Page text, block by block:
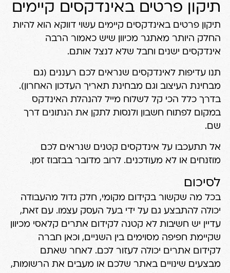
תיקון פרטים באינדקסים קיימים
תיקון פרטים באינדקסים קיימים עשוי דווקא הוא להיות
החלק היותר מאתגר מכיוון שיש כאמור הרבה
אינדקסים ישנים וחבל שלא לנצל אותם.
תנו עדיפות לאינדקסים שנראים לכם רעננים (גם
מבחינת העיצוב וגם מבחינת תאריך העדכון האחרון).
בדרך כלל הכי קל לשלוח מייל להנהלת האינדקס
במקום לפתוח חשבון ולנסות לתקן את הנתונים דרך
שם.
אל תתעכבו על אינדקסים קטנים שנראים לכם
מוזנחים או לא מעודכנים. לרוב מדובר בבזבוז זמן.
לסיכום
בכל מה שקשור בקידום מקומי, חלק גדול מהעבודה
יכולה להתבצע גם על ידי בעל העסק עצמו. עם זאת,
עדיין יש חשיבות לא קטנה לקידום אתרים קלאסי מכיוון
שקיימת חפיפה מסוימים בין השניים, וכאן חברה
לקידום אתרים יכולה לעזור לכם. לאחר שאתם
מבצעים שינויים באתר שלכם או מעבים את הרשומות,